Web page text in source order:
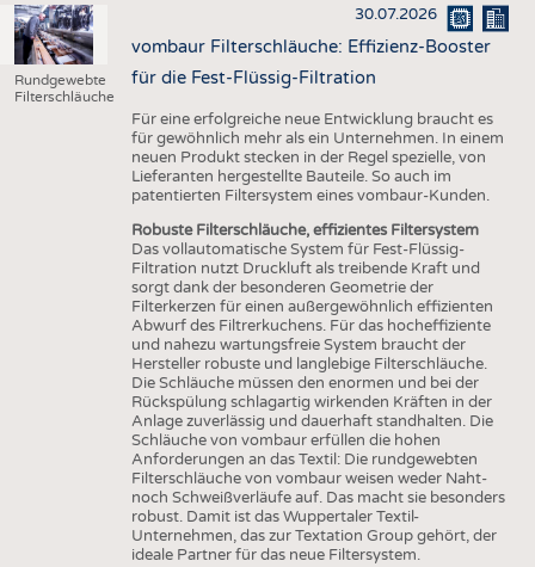
Rundgewebte
Filterschläuche
30.07.2026
vombaur Filterschläuche: Effizienz-Booster
für die Fest-Flüssig-Filtration
Für eine erfolgreiche neue Entwicklung braucht es
für gewöhnlich mehr als ein Unternehmen. In einem
neuen Produkt stecken in der Regel spezielle, von
Lieferanten hergestellte Bauteile. So auch im
patentierten Filtersystem eines vombaur-Kunden.
Robuste Filterschläuche, effizientes Filtersystem
Das vollautomatische System für Fest-Flüssig-
Filtration nutzt Druckluft als treibende Kraft und
sorgt dank der besonderen Geometrie der
Filterkerzen für einen außergewöhnlich effizienten
Abwurf des Filtrerkuchens. Für das hocheffiziente
und nahezu wartungsfreie System braucht der
Hersteller robuste und langlebige Filterschläuche.
Die Schläuche müssen den enormen und bei der
Rückspülung schlagartig wirkenden Kräften in der
Anlage zuverlässig und dauerhaft standhalten. Die
Schläuche von vombaur erfüllen die hohen
Anforderungen an das Textil: Die rundgewebten
Filterschläuche von vombaur weisen weder Naht-
noch Schweißverläufe auf. Das macht sie besonders
robust. Damit ist das Wuppertaler Textil-
Unternehmen, das zur Textation Group gehört, der
ideale Partner für das neue Filtersystem.